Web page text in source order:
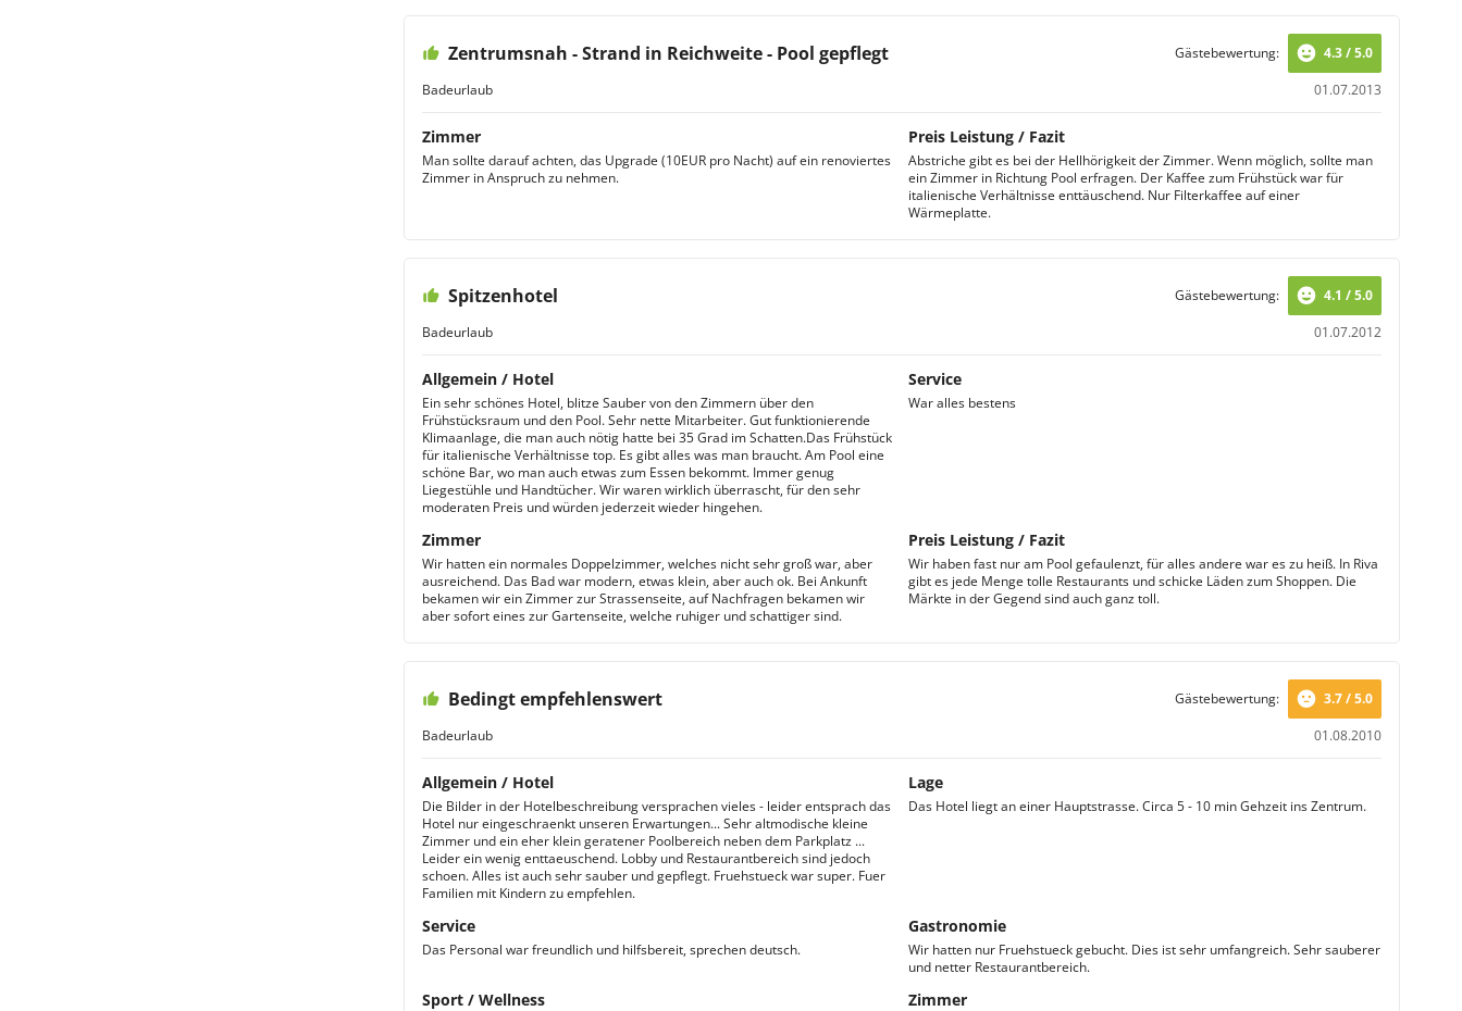
Zentrumsnah - Strand in Reichweite - Pool gepflegt
Badeurlaub 01.07.2013
Gästebewertung: 4.3 / 5.0
Zimmer
Man sollte darauf achten, das Upgrade (10EUR pro Nacht) auf ein renoviertes
Zimmer in Anspruch zu nehmen.
Preis Leistung / Fazit
Abstriche gibt es bei der Hellhörigkeit der Zimmer. Wenn möglich, sollte man
ein Zimmer in Richtung Pool erfragen. Der Kaffee zum Frühstück war für
italienische Verhältnisse enttäuschend. Nur Filterkaffee auf einer
Wärmeplatte.
Spitzenhotel
Badeurlaub 01.07.2012
Gästebewertung: 4.1 / 5.0
Allgemein / Hotel
Ein sehr schönes Hotel, blitze Sauber von den Zimmern über den
Frühstücksraum und den Pool. Sehr nette Mitarbeiter. Gut funktionierende
Klimaanlage, die man auch nötig hatte bei 35 Grad im Schatten.Das Frühstück
für italienische Verhältnisse top. Es gibt alles was man braucht. Am Pool eine
schöne Bar, wo man auch etwas zum Essen bekommt. Immer genug
Liegestühle und Handtücher. Wir waren wirklich überrascht, für den sehr
moderaten Preis und würden jederzeit wieder hingehen.
Service
War alles bestens
Zimmer
Wir hatten ein normales Doppelzimmer, welches nicht sehr groß war, aber
ausreichend. Das Bad war modern, etwas klein, aber auch ok. Bei Ankunft
bekamen wir ein Zimmer zur Strassenseite, auf Nachfragen bekamen wir
aber sofort eines zur Gartenseite, welche ruhiger und schattiger sind.
Preis Leistung / Fazit
Wir haben fast nur am Pool gefaulenzt, für alles andere war es zu heiß. In Riva
gibt es jede Menge tolle Restaurants und schicke Läden zum Shoppen. Die
Märkte in der Gegend sind auch ganz toll.
Bedingt empfehlenswert
Badeurlaub 01.08.2010
Gästebewertung: 3.7 / 5.0
Allgemein / Hotel
Die Bilder in der Hotelbeschreibung versprachen vieles - leider entsprach das
Hotel nur eingeschraenkt unseren Erwartungen... Sehr altmodische kleine
Zimmer und ein eher klein geratener Poolbereich neben dem Parkplatz ...
Leider ein wenig enttaeuschend. Lobby und Restaurantbereich sind jedoch
schoen. Alles ist auch sehr sauber und gepflegt. Fruehstueck war super. Fuer
Familien mit Kindern zu empfehlen.
Lage
Das Hotel liegt an einer Hauptstrasse. Circa 5 - 10 min Gehzeit ins Zentrum.
Service
Das Personal war freundlich und hilfsbereit, sprechen deutsch.
Gastronomie
Wir hatten nur Fruehstueck gebucht. Dies ist sehr umfangreich. Sehr sauberer
und netter Restaurantbereich.
Sport / Wellness Zimmer